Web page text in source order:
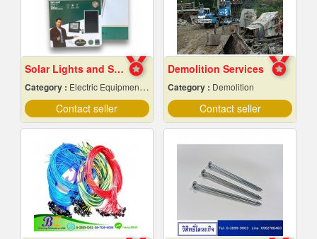
Solar Lights and Solar Energy Equipment in Pattaya, Chonburi
Category : Electric Equipment & Supplies-Wholesale & Manufacturers
Contact seller
Demolition Services
Category : Demolition
Contact seller